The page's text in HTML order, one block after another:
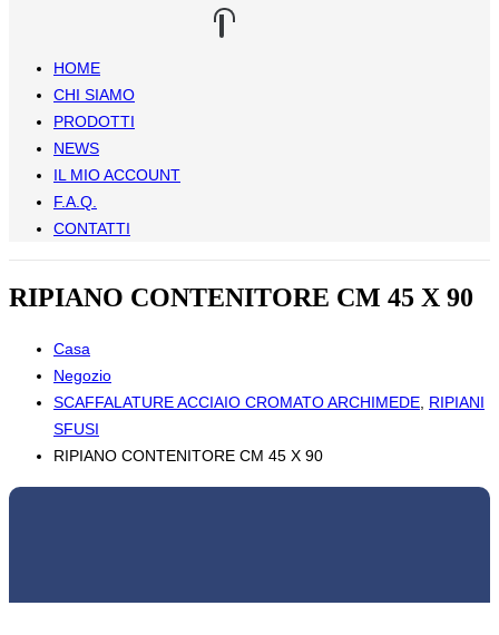
HOME
CHI SIAMO
PRODOTTI
NEWS
IL MIO ACCOUNT
F.A.Q.
CONTATTI
RIPIANO CONTENITORE CM 45 X 90
Casa
Negozio
SCAFFALATURE ACCIAIO CROMATO ARCHIMEDE RIPIANI
SFUSI
RIPIANO CONTENITORE CM 45 X 90